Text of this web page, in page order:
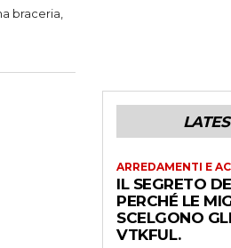
braceria,
ARREDAMENTI E
IL SEGRETO
PERCHÉ LE
SCELGONO
VTKFUL.